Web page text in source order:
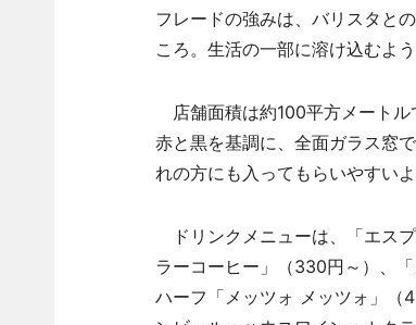
フレードの強みは、バリスタと
ころ。生活の一部に溶け込むよ
店舗面積は約100平方メートル
赤と黒を基調に、全面ガラス窓
れの方にも入ってもらいやすい
ドリンクメニューは、「エス
ラーコーヒー」（330円～）、
ハーフ「メッツォ メッツォ」（